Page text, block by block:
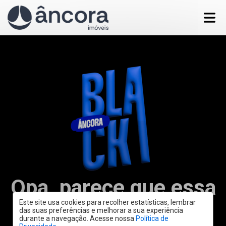
Este site usa cookies para recolher estatísticas, lembrar
das suas preferências e melhorar a sua experiência
durante a navegação. Acesse nossa Política de
Opa, parece que essa
campanha já acabou.